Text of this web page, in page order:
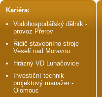
Kariéra:
Vodohospodářský dělník -
provoz Přerov
Řidič stavebního stroje -
Veselí nad Moravou
Hrázný VD Luhačovice
Investiční technik -
projektový manažer -
Olomouc